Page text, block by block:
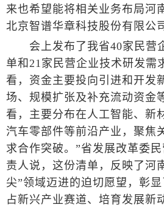
来也希望能将相关业务布局河
北京智谱华章科技股份有限公
会上发布了我省40家民营
单和21家民营企业技术研发需
看，资金主要投向引进和开发
场、规模扩张及补充流动资金
看，主要分布在人工智能、新
汽车零部件等前沿产业，聚焦
求合作突破。”省发展改革委
责人说，这份清单，反映了河
尖”领域迈进的迫切愿望，彰
占新兴产业赛道、培育发展新